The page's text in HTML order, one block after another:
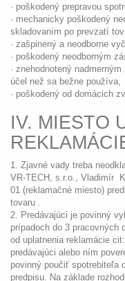
· poškodený prepravou
· mechanicky poškodený
skladovaním po prevzatí
· zašpinený a neodborne
· poškodený neodborným
· znehodnotený
účel než sa bežne používa,
· poškodený od domácich
IV. MIESTO
1. Zjavné vady treba
VR-TECH, s.r.o., Vladimír
01 (reklamačné miesto)
tovaru .
2. Predávajúci je povinný
prípadoch do 3 pracovných
od uplatnenia reklamácie
predávajúci alebo ním
povinný poučiť spotrebiteľa
predpisu. Na základe